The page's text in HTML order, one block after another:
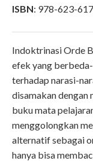
ISBN: 978-623-
Indoktrinasi Orde
efek yang
terhadap narasi-
disamakan dengan
buku mata
menggolongkan
alternatif sebagai
hanya bisa